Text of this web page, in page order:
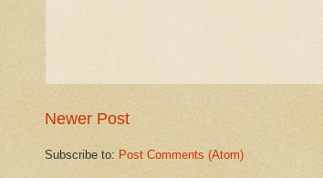
Newer Post
Subscribe to: Post Comments (Atom)